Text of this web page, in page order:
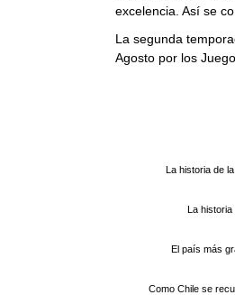
excelencia. Así se
La segunda
Agosto por los
La historia de
La historia
El país más
Como Chile se